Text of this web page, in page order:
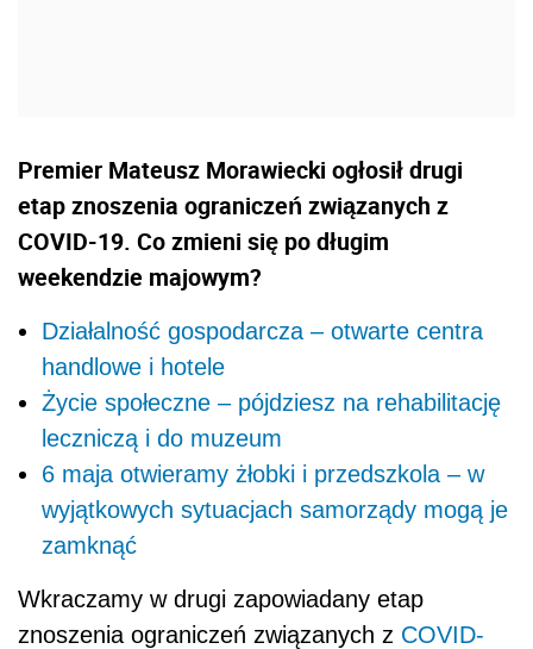
Premier Mateusz Morawiecki ogłosił drugi
etap znoszenia ograniczeń związanych z
COVID-19. Co zmieni się po długim
weekendzie majowym?
Działalność gospodarcza – otwarte centra
handlowe i hotele
Życie społeczne – pójdziesz na rehabilitację
leczniczą i do muzeum
6 maja otwieramy żłobki i przedszkola – w
wyjątkowych sytuacjach samorządy mogą je
zamknąć
Wkraczamy w drugi zapowiadany etap
znoszenia ograniczeń związanych z COVID-